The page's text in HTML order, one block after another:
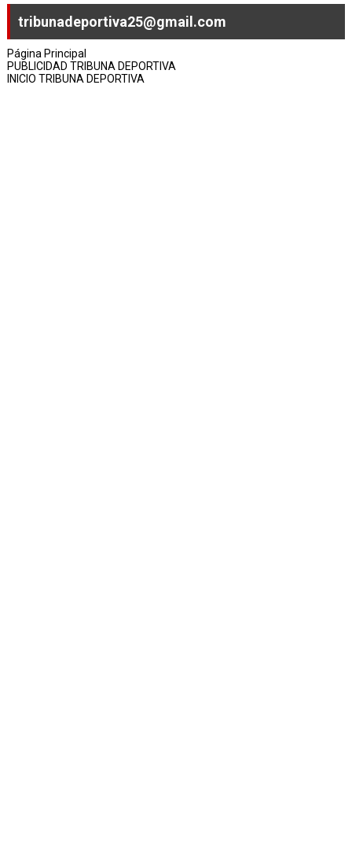
tribunadeportiva25@gmail.com
Página Principal
PUBLICIDAD TRIBUNA DEPORTIVA
INICIO TRIBUNA DEPORTIVA